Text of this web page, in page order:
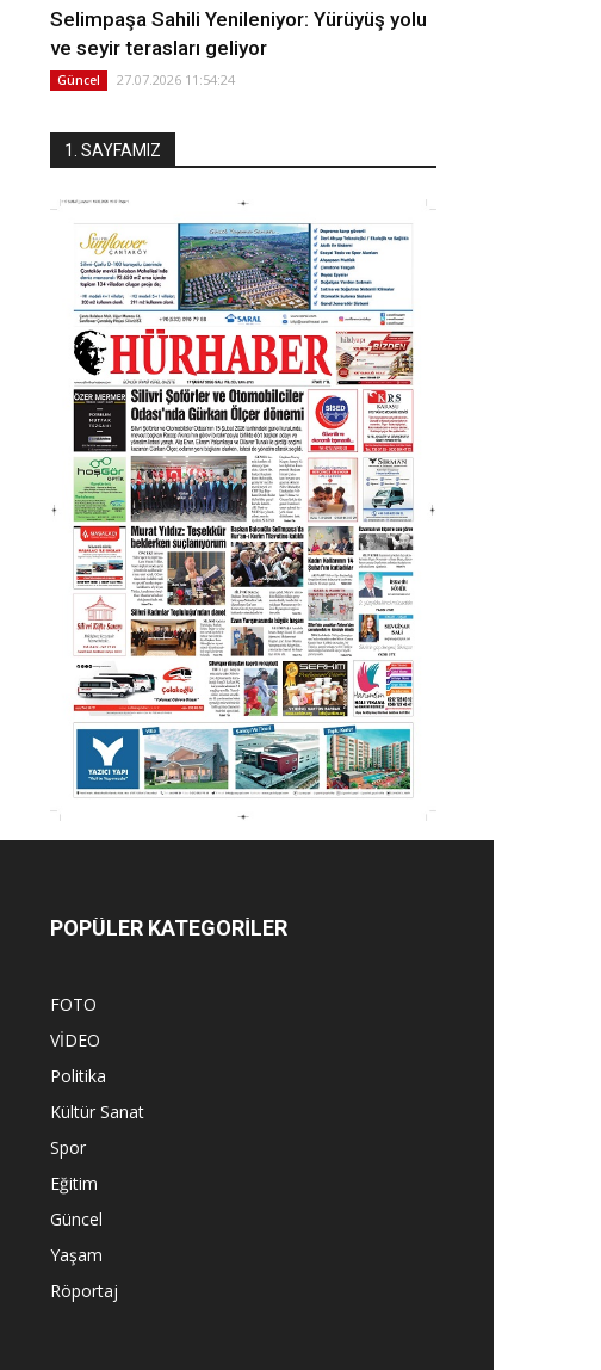
Selimpaşa Sahili Yenileniyor: Yürüyüş yolu
ve seyir terasları geliyor
Güncel 27.07.2026 11:54:24
1. SAYFAMIZ
POPÜLER KATEGORİLER
FOTO
VİDEO
Politika
Kültür Sanat
Spor
Eğitim
Güncel
Yaşam
Röportaj